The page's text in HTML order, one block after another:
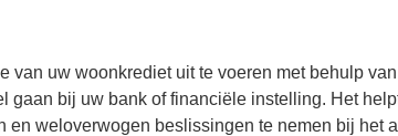
van uw woonkrediet uit te voeren met behulp
gaan bij uw bank of financiële instelling. Het
en weloverwogen beslissingen te nemen bij het